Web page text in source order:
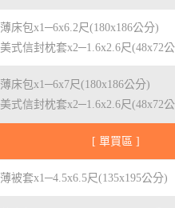
薄床包x1─6x6.2尺(180x186公分)
美式信封枕套x2─1.6x2.6尺(48x72
薄床包x1─6x7尺(180x186公分)
美式信封枕套x2─1.6x2.6尺(48x72
[ 單買區 ]
薄被套x1─4.5x6.5尺(135x195公分)